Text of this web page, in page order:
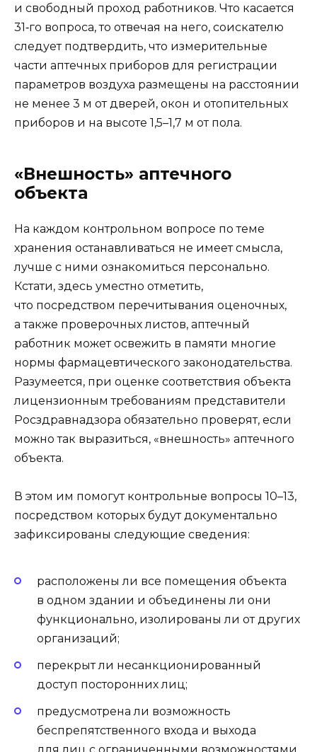
и свободный проход работников. Что касается
31‑го вопроса, то отвечая на него, соискателю
следует подтвердить, что измерительные
части аптечных приборов для регистрации
параметров воздуха размещены на расстоянии
не менее 3 м от дверей, окон и отопительных
приборов и на высоте 1,5–1,7 м от пола.
«Внешность» аптечного
объекта
На каждом контрольном вопросе по теме
хранения останавливаться не имеет смысла,
лучше с ними ознакомиться персонально.
Кстати, здесь уместно отметить,
что посредством перечитывания оценочных,
а также проверочных листов, аптечный
работник может освежить в памяти многие
нормы фармацевтического законодательства.
Разумеется, при оценке соответствия объекта
лицензионным требованиям представители
Росздравнадзора обязательно проверят, если
можно так выразиться, «внешность» аптечного
объекта.
В этом им помогут контрольные вопросы 10–13,
посредством которых будут документально
зафиксированы следующие сведения:
расположены ли все помещения объекта
в одном здании и объединены ли они
функционально, изолированы ли от других
организаций;
перекрыт ли несанкционированный
доступ посторонних лиц;
предусмотрена ли возможность
беспрепятственного входа и выхода